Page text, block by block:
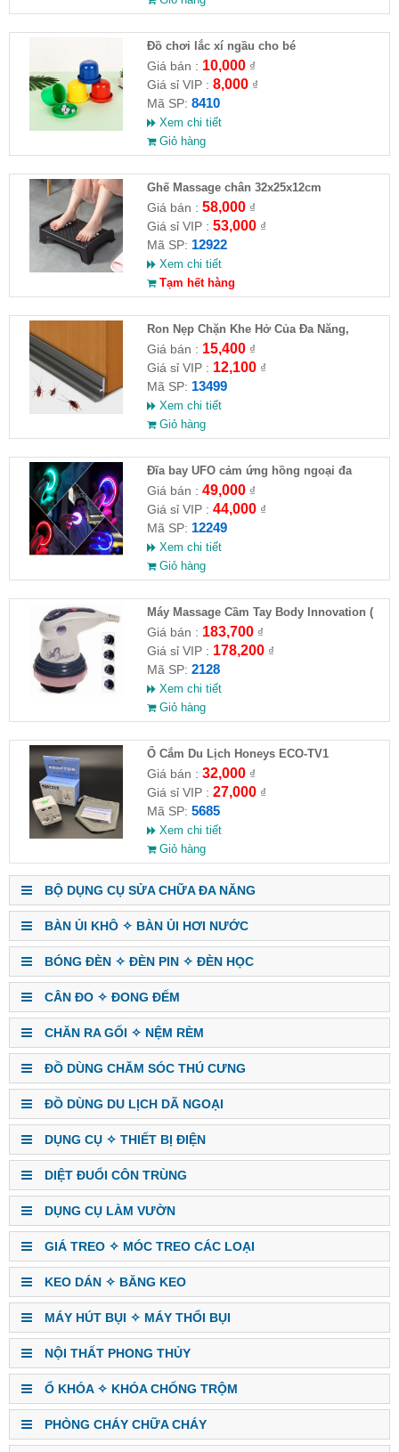
Đồ chơi lắc xí ngầu cho bé
Giá bán : 10,000₫
Giá sỉ VIP : 8,000₫
Mã SP: 8410
Xem chi tiết
Giỏ hàng
Ghế Massage chân 32x25x12cm
Giá bán : 58,000₫
Giá sỉ VIP : 53,000₫
Mã SP: 12922
Xem chi tiết
Tạm hết hàng
Ron Nẹp Chặn Khe Hở Của Đa Năng,
Chống Côn Trùng( HĐ )
Giá bán : 15,400₫
Giá sỉ VIP : 12,100₫
Mã SP: 13499
Xem chi tiết
Giỏ hàng
Đĩa bay UFO cảm ứng hồng ngoại đa
chiều tự động bay về
Giá bán : 49,000₫
Giá sỉ VIP : 44,000₫
Mã SP: 12249
Xem chi tiết
Giỏ hàng
Máy Massage Cầm Tay Body Innovation (
HĐ )
Giá bán : 183,700₫
Giá sỉ VIP : 178,200₫
Mã SP: 2128
Xem chi tiết
Giỏ hàng
Ổ Cắm Du Lịch Honeys ECO-TV1
Giá bán : 32,000₫
Giá sỉ VIP : 27,000₫
Mã SP: 5685
Xem chi tiết
Giỏ hàng
BỘ DỤNG CỤ SỬA CHỮA ĐA NĂNG
BÀN ỦI KHÔ ✧ BÀN ỦI HƠI NƯỚC
BÓNG ĐÈN ✧ ĐÈN PIN ✧ ĐÈN HỌC
CÂN ĐO ✧ ĐONG ĐẾM
CHĂN RA GỐI ✧ NỆM RÈM
ĐỒ DÙNG CHĂM SÓC THÚ CƯNG
ĐỒ DÙNG DU LỊCH DÃ NGOẠI
DỤNG CỤ ✧ THIẾT BỊ ĐIỆN
DIỆT ĐUỔI CÔN TRÙNG
DỤNG CỤ LÀM VƯỜN
GIÁ TREO ✧ MÓC TREO CÁC LOẠI
KEO DÁN ✧ BĂNG KEO
MÁY HÚT BỤI ✧ MÁY THỔI BỤI
NỘI THẤT PHONG THỦY
Ổ KHÓA ✧ KHÓA CHỐNG TRỘM
PHÒNG CHÁY CHỮA CHÁY